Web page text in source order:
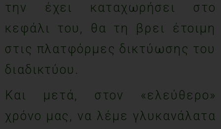
την έχει καταχωρήσει στο
κεφάλι του, θα τη βρει έτοιμη
στις πλατφόρμες δικτύωσης του
διαδικτύου.
Και μετά, στον «ελεύθερο»
χρόνο μας, να λέμε γλυκανάλατα